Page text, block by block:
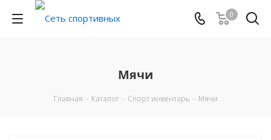
0
Мячи
Главная - Каталог - Спорт инвентарь - Мячи